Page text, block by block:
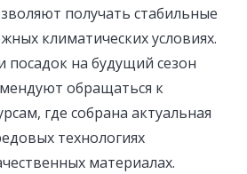
получать стабильные
климатических условиях.
на будущий сезон
обращаться к
где собрана актуальная
технологиях
материалах.